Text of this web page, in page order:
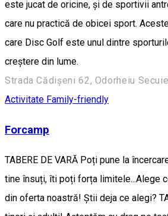
este jucat de oricine, și de sportivii
care nu practică de obicei sport.
care Disc Golf este unul dintre
creștere din lume.
Strada Cădișeni 62, Odorheiu
Activitate Family-friendly
Forcamp
TABERE DE VARĂ Poți pune la
tine însuți, îti poți forța limitele...Alege
din oferta noastră! Știi deja ce alegi?